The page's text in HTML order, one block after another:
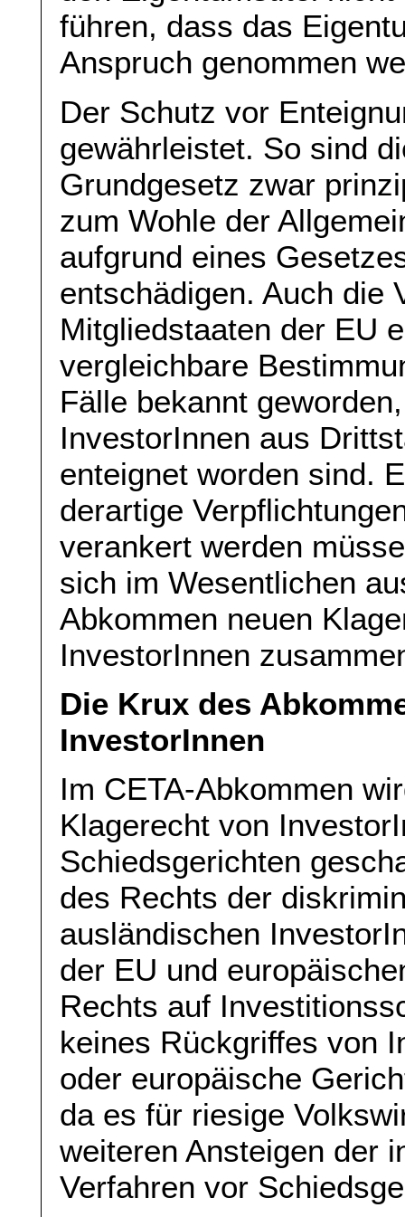
führen, dass das
Anspruch genommen
Der Schutz vor
gewährleistet. So sind
Grundgesetz zwar
zum Wohle der
aufgrund eines
entschädigen. Auch die
Mitgliedstaaten der EU
vergleichbare
Fälle bekannt
InvestorInnen aus
enteignet worden sind.
derartige
verankert werden
sich im Wesentlichen
Abkommen neuen
InvestorInnen
Die Krux des
InvestorInnen
Im CETA-Abkommen
Klagerecht von
Schiedsgerichten
des Rechts der
ausländischen
der EU und
Rechts auf
keines Rückgriffes von
oder europäische
da es für riesige
weiteren Ansteigen der
Verfahren vor